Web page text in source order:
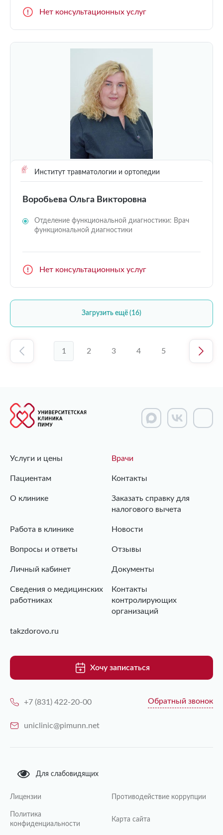
Нет консультационных услуг
Институт травматологии и ортопедии
Воробьева Ольга Викторовна
Отделение функциональной диагностики: Врач
функциональной диагностики
Нет консультационных услуг
Загрузить ещё (16)
1 2 3 4 5
Услуги и цены Врачи
Пациентам Контакты
О клинике
Заказать справку для
налогового вычета
Работа в клинике Новости
Вопросы и ответы Отзывы
Личный кабинет Документы
Сведения о медицинских
работниках
Контакты
контролирующих
организаций
takzdorovo.ru
Хочу записаться
+7 (831) 422-20-00 Обратный звонок
uniclinic@pimunn.net
Для слабовидящих
Лицензии Противодействие коррупции
Политика
конфиденциальности
Карта сайта